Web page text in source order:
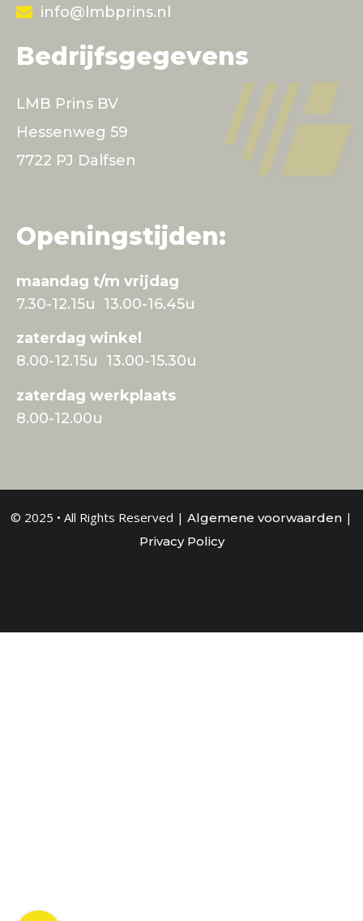
info@lmbprins.nl
Bedrijfsgegevens
LMB Prins BV
Hessenweg 59
7722 PJ Dalfsen
Openingstijden:
maandag t/m vrijdag
7.30-12.15u 13.00-16.45u
zaterdag winkel
8.00-12.15u 13.00-15.30u
zaterdag werkplaats
8.00-12.00u
© 2025 • All Rights Reserved | Algemene voorwaarden |
Privacy Policy